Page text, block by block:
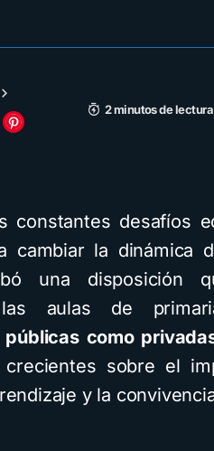
2 minutos de lectura
constantes desafíos
cambiar la dinámica
una disposición
aulas de
públicas como
crecientes sobre el
y la